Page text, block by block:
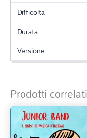
Difficoltà
Durata
Versione
Prodotti correlati